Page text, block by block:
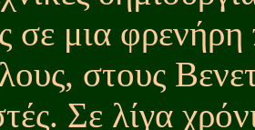
σε μια
στους
Σε λίγα